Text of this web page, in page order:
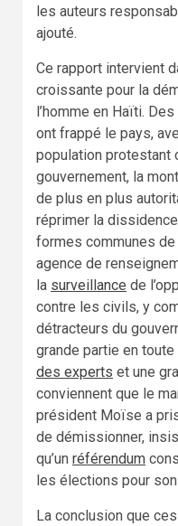
les auteurs
ajouté.
Ce rapport intervient
croissante pour la
l’homme en Haïti.
ont frappé le pays,
population protestant
gouvernement, la
de plus en plus
réprimer la
formes communes
agence de
la surveillance de
contre les civils, y
détracteurs du
grande partie en toute
des experts et une
conviennent que le
président Moïse a
de démissionner,
qu’un référendum
les élections pour
La conclusion que